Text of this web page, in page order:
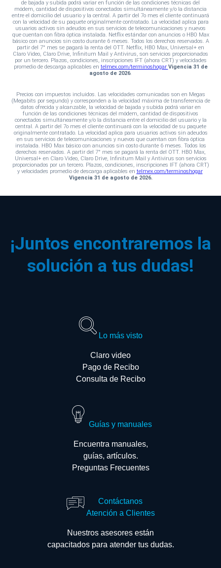
de bajada y subida podrá variar en función de las condiciones técnicas del
módem, cantidad de dispositivos conectados simultáneamente y/o la distancia
entre el domicilio del usuario y la central. A partir del 7o mes el cliente continuará
con la velocidad de su paquete originalmente contratado. La velocidad aplica para
usuarios activos sin adeudos en sus servicios de telecomunicaciones y nuevos
que cuentan con fibra óptica instalada. Netflix estándar con anuncios o HBO Max
básico con anuncios sin costo durante 6 meses. Todos los derechos reservados. A
partir del 7° mes se pagará la renta del OTT. Netflix, HBO Max, Universal+ en
Claro Video, Claro Drive, Infinitum Mail y Antivirus, son servicios proporcionados
por un tercero. Plazos, condiciones, inscripciones IFT (ahora CRT) y velocidades
promedio de descarga aplicables en telmex.com/terminoshogar Vigencia 31 de
agosto de 2026.
Precios con impuestos incluidos. Las velocidades comunicadas son en Megas
(Megabits por segundo) y corresponden a la velocidad máxima de transferencia de
datos ofrecida y alcanzable, la velocidad de bajada y subida podrá variar en
función de las condiciones técnicas del módem, cantidad de dispositivos
conectados simultáneamente y/o la distancia entre el domicilio del usuario y la
central. A partir del 7o mes el cliente continuará con la velocidad de su paquete
originalmente contratado. La velocidad aplica para usuarios activos sin adeudos
en sus servicios de telecomunicaciones y nuevos que cuentan con fibra óptica
instalada. HBO Max básico con anuncios sin costo durante 6 meses. Todos los
derechos reservados. A partir del 7° mes se pagará la renta del OTT. HBO Max,
Universal+ en Claro Video, Claro Drive, Infinitum Mail y Antivirus son servicios
proporcionados por un tercero. Plazos, condiciones, inscripciones IFT (ahora CRT)
y velocidades promedio de descarga aplicables en telmex.com/terminoshogar
Vigencia 31 de agosto de 2026.
¡Juntos encontraremos la
solución a tus dudas!
Lo más visto
Claro video
Pago de Recibo
Consulta de Recibo
Guías y manuales
Encuentra manuales,
guías, artículos.
Preguntas Frecuentes
Contáctanos
Atención a Clientes
Nuestros asesores están
capacitados para atender tus dudas.